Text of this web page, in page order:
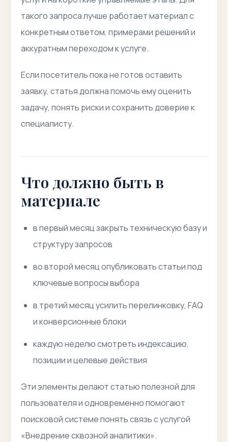
такого запроса лучше работает материал с
конкретным ответом, примерами решений и
аккуратным переходом к услуге.
Если посетитель пока не готов оставить
заявку, статья должна помочь ему оценить
задачу, понять риски и сохранить доверие к
специалисту.
Что должно быть в
материале
в первый месяц закрыть техническую базу и
структуру запросов
во второй месяц опубликовать статьи под
ключевые вопросы выбора
в третий месяц усилить перелинковку, FAQ
и конверсионные блоки
каждую неделю смотреть индексацию,
позиции и целевые действия
Эти элементы делают статью полезной для
пользователя и одновременно помогают
поисковой системе понять связь с услугой
«Внедрение сквозной аналитики».